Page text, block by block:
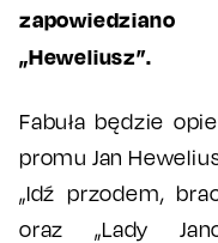
„Heweliusz”.
Fabuła będzie
promu Jan
„Idź przodem,
oraz „Lady